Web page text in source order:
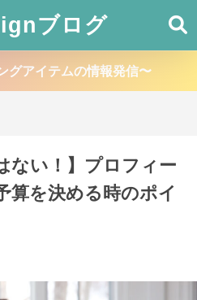
ブログ
グアイテムの情報発信〜
ない！】プロフィー
算を決める時のポイ